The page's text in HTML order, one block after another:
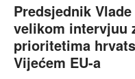
Predsjednik
velikom intervjuu
prioritetima
Vijećem EU-a